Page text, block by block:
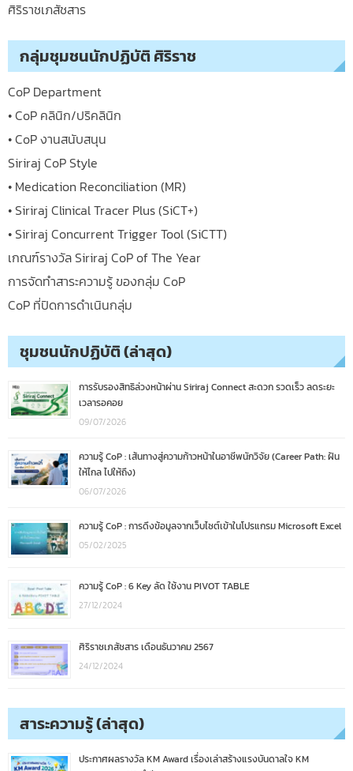
ศิริราชเภสัชสาร
กลุ่มชุมชนนักปฏิบัติ ศิริราช
CoP Department
• CoP คลินิก/ปริคลินิก
• CoP งานสนับสนุน
Siriraj CoP Style
• Medication Reconciliation (MR)
• Siriraj Clinical Tracer Plus (SiCT+)
• Siriraj Concurrent Trigger Tool (SiCTT)
เกณฑ์รางวัล Siriraj CoP of The Year
การจัดทำสาระความรู้ ของกลุ่ม CoP
CoP ที่ปิดการดำเนินกลุ่ม
ชุมชนนักปฏิบัติ (ล่าสุด)
การรับรองสิทธิล่วงหน้าผ่าน Siriraj Connect สะดวก รวดเร็ว ลดระยะ
เวลารอคอย
09/07/2026
ความรู้ CoP : เส้นทางสู่ความก้าวหน้าในอาชีพนักวิจัย (Career Path: ฝัน
ให้ไกล ไปให้ถึง)
06/07/2026
ความรู้ CoP : การดึงข้อมูลจากเว็บไซต์เข้าในโปรแกรม Microsoft Excel
05/02/2025
ความรู้ CoP : 6 Key ลัด ใช้งาน PIVOT TABLE
27/12/2024
ศิริราชเภสัชสาร เดือนธันวาคม 2567
24/12/2024
สาระความรู้ (ล่าสุด)
ประกาศผลรางวัล KM Award เรื่องเล่าสร้างแรงบันดาลใจ KM